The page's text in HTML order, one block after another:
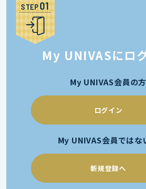
STEP
My UNIVASにロ
My UNIVAS会員の方
ログイン
My UNIVAS会員ではな
新規登録へ